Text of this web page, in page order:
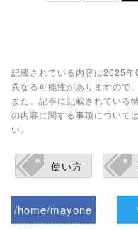
記載されている内容は2025
異なる可能性がありますので
また、記事に記載されている
の内容に関する事項について
い。
使い方
/home/mayone